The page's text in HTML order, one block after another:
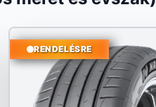
RENDELÉSRE